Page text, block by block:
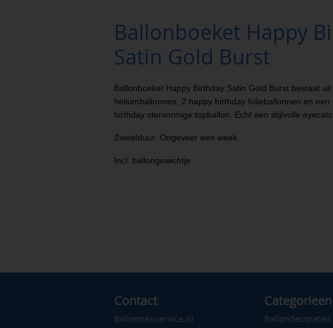
Ballonboeket Happy
Satin Gold Burst
Ballonboeket Happy Birthday Satin Gold Burst bestaat
heliumballonnen, 2 happy birthday folieballonnen en
birthday stervormige topballon. Echt een stijlvolle
Zweefduur: Ongeveer een week
Incl. ballongewichtje
Contact
Ballonnenservice.nl
Categorieen
Ballondecoraties